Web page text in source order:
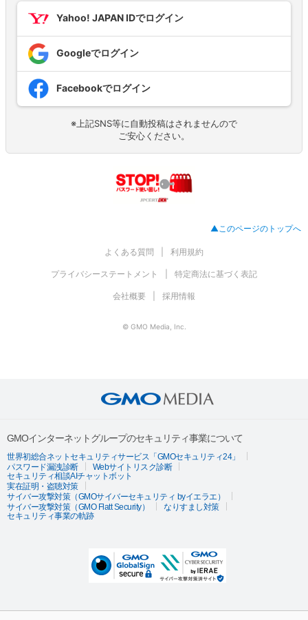
Yahoo! JAPAN IDでログイン
Googleでログイン
Facebookでログイン
※上記SNS等に自動投稿はされませんので
ご安心ください。
▲このページのトップへ
よくある質問 利用規約
プライバシーステートメント 特定商法に基づく表記
会社概要 採用情報
© GMO Media, Inc.
GMOインターネットグループのセキュリティ事業について
世界初総合ネットセキュリティサービス「GMOセキュリティ24」
パスワード漏洩診断
Webサイトリスク診断
セキュリティ相談AIチャットボット
実在証明・盗聴対策
サイバー攻撃対策（GMOサイバーセキュリティ byイエラエ）
サイバー攻撃対策（GMO Flatt Security）
なりすまし対策
セキュリティ事業の軌跡